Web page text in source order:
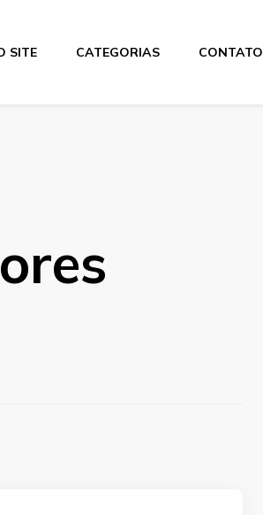
SITE CATEGORIAS CONTATO